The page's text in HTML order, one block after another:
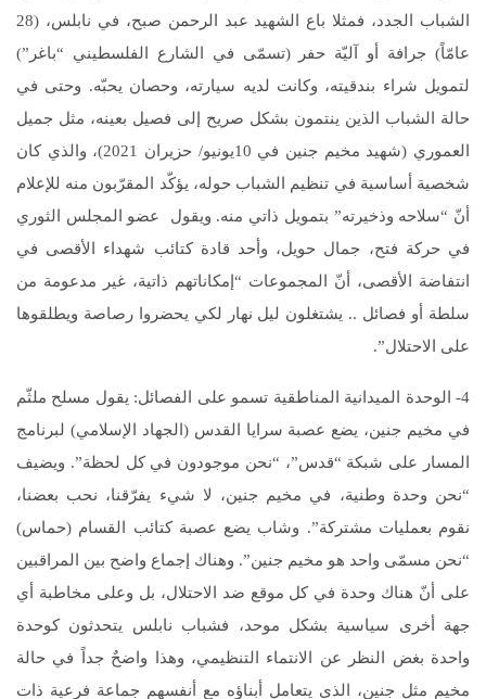
الشباب الجدد، فمثلا باع الشهيد عبد الرحمن صبح، في نابلس، (28
عامّاً) جرافة أو آليّة حفر (تسمّى في الشارع الفلسطيني “باغر”)
لتمويل شراء بندقيته، وكانت لديه سيارته، وحصان يحبّه. وحتى في
حالة الشباب الذين ينتمون بشكل صريح إلى فصيل بعينه، مثل جميل
العموري (شهيد مخيم جنين في 10يونيو/ حزيران 2021)، والذي كان
شخصية أساسية في تنظيم الشباب حوله، يؤكّد المقرّبون منه للإعلام
أنّ “سلاحه وذخيرته” بتمويل ذاتي منه. ويقول عضو المجلس الثوري
في حركة فتح، جمال حويل، وأحد قادة كتائب شهداء الأقصى في
انتفاضة الأقصى، أنّ المجموعات “إمكاناتهم ذاتية، غير مدعومة من
سلطة أو فصائل .. يشتغلون ليل نهار لكي يحضروا رصاصة ويطلقوها
على الاحتلال”.
4- الوحدة الميدانية المناطقية تسمو على الفصائل: يقول مسلح ملثّم
في مخيم جنين، يضع عصبة سرايا القدس (الجهاد الإسلامي) لبرنامج
المسار على شبكة “قدس”، “نحن موجودون في كل لحظة”. ويضيف
“نحن وحدة وطنية، في مخيم جنين، لا شيء يفرّقنا، نحب بعضنا،
نقوم بعمليات مشتركة”. وشاب يضع عصبة كتائب القسام (حماس)
“نحن مسمّى واحد هو مخيم جنين”. وهناك إجماع واضح بين المراقبين
على أنّ هناك وحدة في كل موقع ضد الاحتلال، بل وعلى مخاطبة أي
جهة أخرى سياسية بشكل موحد، فشباب نابلس يتحدثون كوحدة
واحدة بغض النظر عن الانتماء التنظيمي، وهذا واضحٌ جداً في حالة
مخيم مثل جنين، الذي يتعامل أبناؤه مع أنفسهم جماعة فرعية ذات